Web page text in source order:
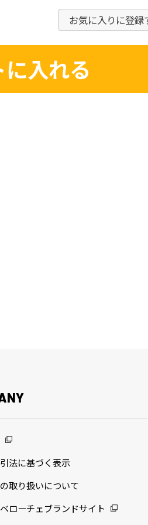
お気に入りに登録
入れる
法に基づく表示
取り扱いについて
ローチェブランドサイト